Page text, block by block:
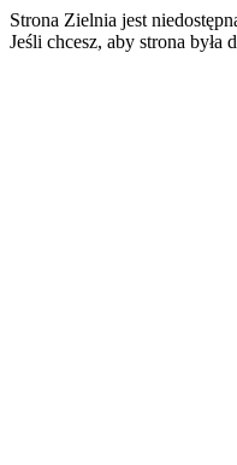
Strona Zielnia jest
Jeśli chcesz, aby strona